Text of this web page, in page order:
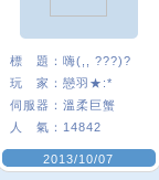
標 題： 嗨(,, ???)?
玩 家： 戀羽★:*
伺服器： 溫柔巨蟹
人 氣： 14842
2013/10/07